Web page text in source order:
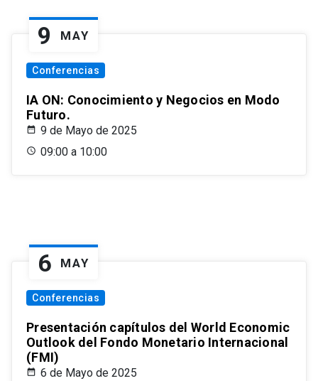
9 MAY
Conferencias
IA ON: Conocimiento y Negocios en Modo
Futuro.
9 de Mayo de 2025
09:00 a 10:00
6 MAY
Conferencias
Presentación capítulos del World Economic
Outlook del Fondo Monetario Internacional
(FMI)
6 de Mayo de 2025